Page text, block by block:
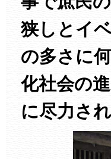
狭しとイ
の多さに
化社会の
に尽力さ